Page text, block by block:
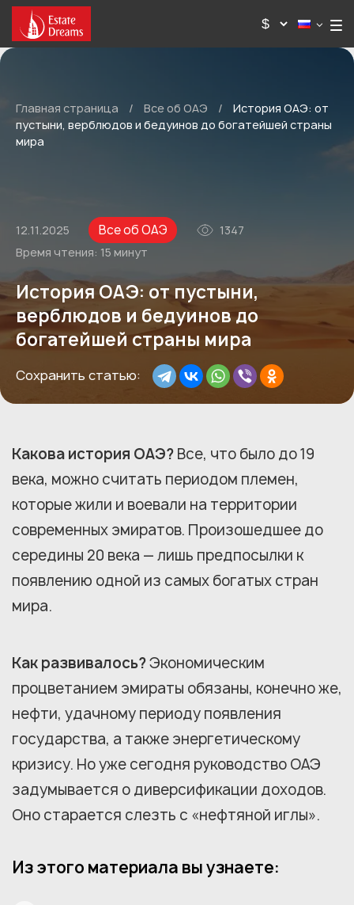
Главная страница / Все об ОАЭ /
История ОАЭ: от
пустыни, верблюдов и бедуинов до богатейшей страны
мира
12.11.2025 Все об ОАЭ
1347
Время чтения: 15 минут
История ОАЭ: от пустыни,
верблюдов и бедуинов до
богатейшей страны мира
Сохранить статью:
Какова история ОАЭ? Все, что было до 19
века, можно считать периодом племен,
которые жили и воевали на территории
современных эмиратов. Произошедшее до
середины 20 века — лишь предпосылки к
появлению одной из самых богатых стран
мира.
Как развивалось?Экономическим
процветанием эмираты обязаны, конечно же,
нефти, удачному периоду появления
государства, а также энергетическому
кризису. Но уже сегодня руководство ОАЭ
задумывается о диверсификации доходов.
Оно старается слезть с «нефтяной иглы».
Из этого материала вы узнаете: